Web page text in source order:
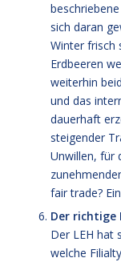
sich daran
Winter frisch
Erdbeeren
weiterhin
und das
dauerhaft
steigender
Unwillen, für
fair trade?
Der richtige
Der LEH hat
welche